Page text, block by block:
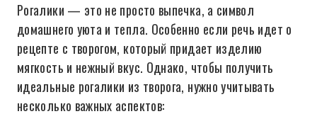
Рогалики — это не просто выпечка, а символ
домашнего уюта и тепла. Особенно если речь идет о
рецепте с творогом, который придает изделию
мягкость и нежный вкус. Однако, чтобы получить
идеальные рогалики из творога, нужно учитывать
несколько важных аспектов: